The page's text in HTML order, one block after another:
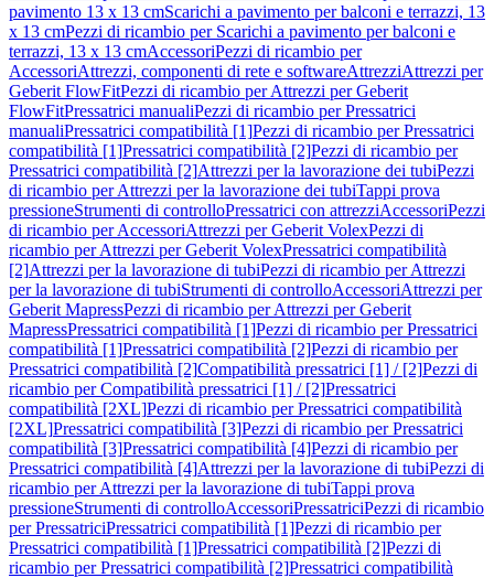
pavimento 13 x 13 cmScarichi a pavimento per balconi e terrazzi, 13
x 13 cmPezzi di ricambio per Scarichi a pavimento per balconi e
terrazzi, 13 x 13 cmAccessoriPezzi di ricambio per
AccessoriAttrezzi, componenti di rete e softwareAttrezziAttrezzi per
Geberit FlowFitPezzi di ricambio per Attrezzi per Geberit
FlowFitPressatrici manualiPezzi di ricambio per Pressatrici
manualiPressatrici compatibilità [1]Pezzi di ricambio per Pressatrici
compatibilità [1]Pressatrici compatibilità [2]Pezzi di ricambio per
Pressatrici compatibilità [2]Attrezzi per la lavorazione dei tubiPezzi
di ricambio per Attrezzi per la lavorazione dei tubiTappi prova
pressioneStrumenti di controlloPressatrici con attrezziAccessoriPezzi
di ricambio per AccessoriAttrezzi per Geberit VolexPezzi di
ricambio per Attrezzi per Geberit VolexPressatrici compatibilità
[2]Attrezzi per la lavorazione di tubiPezzi di ricambio per Attrezzi
per la lavorazione di tubiStrumenti di controlloAccessoriAttrezzi per
Geberit MapressPezzi di ricambio per Attrezzi per Geberit
MapressPressatrici compatibilità [1]Pezzi di ricambio per Pressatrici
compatibilità [1]Pressatrici compatibilità [2]Pezzi di ricambio per
Pressatrici compatibilità [2]Compatibilità pressatrici [1] / [2]Pezzi di
ricambio per Compatibilità pressatrici [1] / [2]Pressatrici
compatibilità [2XL]Pezzi di ricambio per Pressatrici compatibilità
[2XL]Pressatrici compatibilità [3]Pezzi di ricambio per Pressatrici
compatibilità [3]Pressatrici compatibilità [4]Pezzi di ricambio per
Pressatrici compatibilità [4]Attrezzi per la lavorazione di tubiPezzi di
ricambio per Attrezzi per la lavorazione di tubiTappi prova
pressioneStrumenti di controlloAccessoriPressatriciPezzi di ricambio
per PressatriciPressatrici compatibilità [1]Pezzi di ricambio per
Pressatrici compatibilità [1]Pressatrici compatibilità [2]Pezzi di
ricambio per Pressatrici compatibilità [2]Pressatrici compatibilità